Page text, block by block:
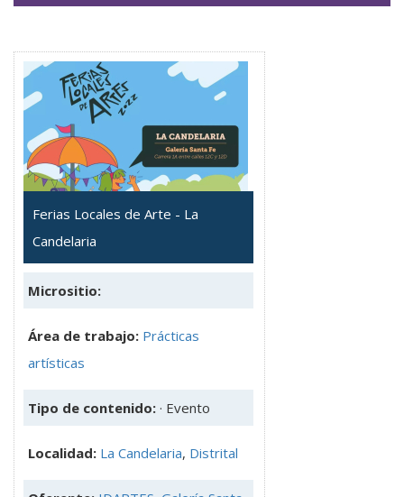
Ferias Locales de Arte - La
Candelaria
Micrositio:
Área de trabajo: Prácticas
artísticas
Tipo de contenido: · Evento
Localidad: La Candelaria, Distrital